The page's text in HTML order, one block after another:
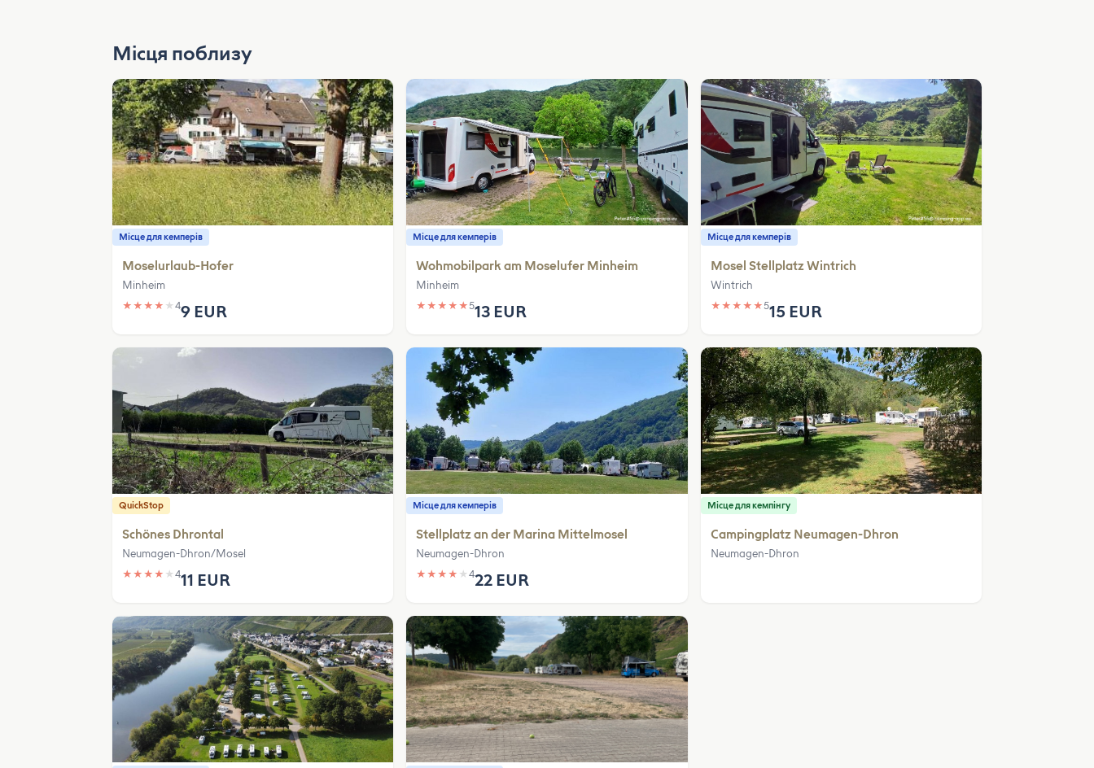
Місця поблизу
Місце для кемперів
Moselurlaub-Hofer
Minheim
★ ★ ★ ★ ★ 49 EUR
Місце для кемперів
Wohmobilpark am Moselufer Minheim
Minheim
★ ★ ★ ★ ★513 EUR
Місце для кемперів
Mosel Stellplatz Wintrich
Wintrich
★ ★ ★ ★ ★515 EUR
QuickStop
Schönes Dhrontal
Neumagen-Dhron/Mosel
★ ★ ★ ★ ★ 411 EUR
Місце для кемперів
Stellplatz an der Marina Mittelmosel
Neumagen-Dhron
★ ★ ★ ★ ★422 EUR
Місце для кемпінгу
Campingplatz Neumagen-Dhron
Neumagen-Dhron